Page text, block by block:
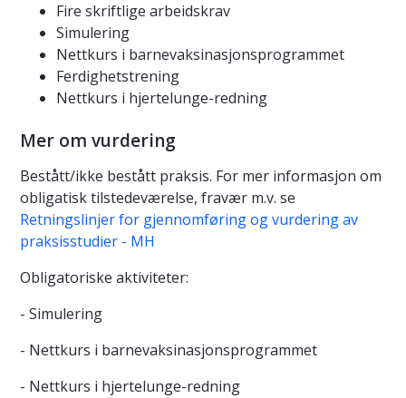
Fire skriftlige arbeidskrav
Simulering
Nettkurs i barnevaksinasjonsprogrammet
Ferdighetstrening
Nettkurs i hjertelunge-redning
Mer om vurdering
Bestått/ikke bestått praksis. For mer informasjon om
obligatisk tilstedeværelse, fravær m.v. se
Retningslinjer for gjennomføring og vurdering av
praksisstudier - MH
Obligatoriske aktiviteter:
- Simulering
- Nettkurs i barnevaksinasjonsprogrammet
- Nettkurs i hjertelunge-redning